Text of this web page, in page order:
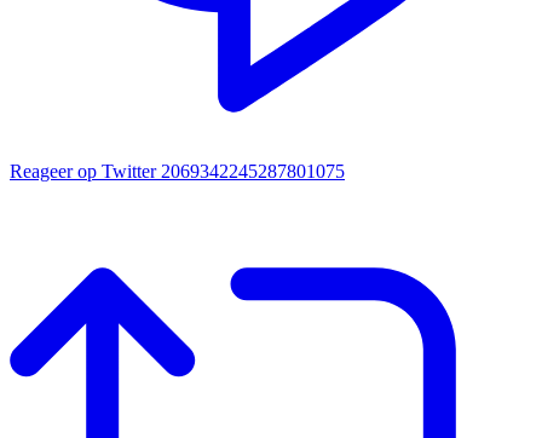
Reageer op Twitter 2069342245287801075